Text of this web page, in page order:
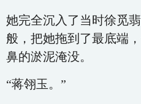
她完全沉入了当时徐觅
般，把她拖到了最底端
鼻的淤泥淹没。
“蒋翎玉。”